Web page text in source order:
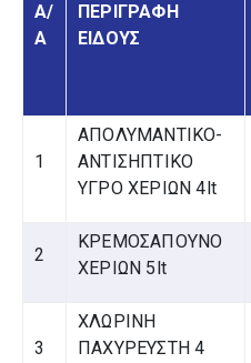
Α/
Α
ΠΕΡΙΓΡΑΦΗ
ΕΙΔΟΥΣ
1
ΑΠΟΛΥΜΑΝΤΙΚΟ-
ΑΝΤΙΣΗΠΤΙΚΟ
ΥΓΡΟ ΧΕΡΙΩΝ 4lt
2
ΚΡΕΜΟΣΑΠΟΥΝΟ
ΧΕΡΙΩΝ 5lt
3
ΧΛΩΡΙΝΗ
ΠΑΧΥΡΕΥΣΤΗ 4